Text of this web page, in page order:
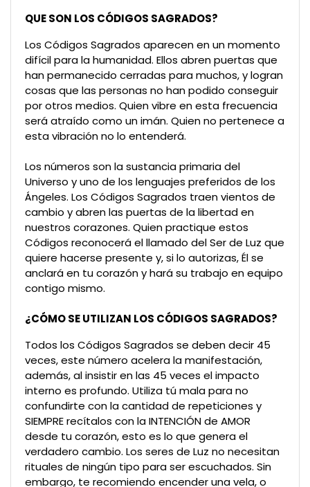
QUE SON LOS CÓDIGOS SAGRADOS?
Los Códigos Sagrados aparecen en un momento
difícil para la humanidad. Ellos abren puertas que
han permanecido cerradas para muchos, y logran
cosas que las personas no han podido conseguir
por otros medios. Quien vibre en esta frecuencia
será atraído como un imán. Quien no pertenece a
esta vibración no lo entenderá.
Los números son la sustancia primaria del
Universo y uno de los lenguajes preferidos de los
Ángeles. Los Códigos Sagrados traen vientos de
cambio y abren las puertas de la libertad en
nuestros corazones. Quien practique estos
Códigos reconocerá el llamado del Ser de Luz que
quiere hacerse presente y, si lo autorizas, Él se
anclará en tu corazón y hará su trabajo en equipo
contigo mismo.
¿CÓMO SE UTILIZAN LOS CÓDIGOS SAGRADOS?
Todos los Códigos Sagrados se deben decir 45
veces, este número acelera la manifestación,
además, al insistir en las 45 veces el impacto
interno es profundo. Utiliza tú mala para no
confundirte con la cantidad de repeticiones y
SIEMPRE recítalos con la INTENCIÓN de AMOR
desde tu corazón, esto es lo que genera el
verdadero cambio. Los seres de Luz no necesitan
rituales de ningún tipo para ser escuchados. Sin
embargo, te recomiendo encender una vela, o